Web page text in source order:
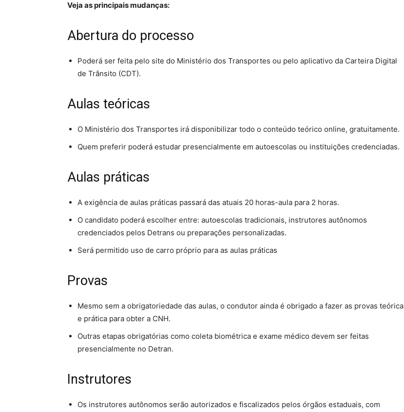
Veja as principais mudanças:
Abertura do processo
Poderá ser feita pelo site do Ministério dos Transportes ou pelo aplicativo da Carteira Digital
de Trânsito (CDT).
Aulas teóricas
O Ministério dos Transportes irá disponibilizar todo o conteúdo teórico online, gratuitamente.
Quem preferir poderá estudar presencialmente em autoescolas ou instituições credenciadas.
Aulas práticas
A exigência de aulas práticas passará das atuais 20 horas-aula para 2 horas.
O candidato poderá escolher entre: autoescolas tradicionais, instrutores autônomos
credenciados pelos Detrans ou preparações personalizadas.
Será permitido uso de carro próprio para as aulas práticas
Provas
Mesmo sem a obrigatoriedade das aulas, o condutor ainda é obrigado a fazer as provas teórica
e prática para obter a CNH.
Outras etapas obrigatórias como coleta biométrica e exame médico devem ser feitas
presencialmente no Detran.
Instrutores
Os instrutores autônomos serão autorizados e fiscalizados pelos órgãos estaduais, com